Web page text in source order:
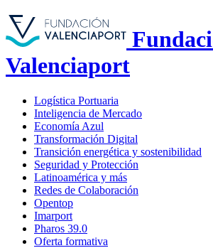
Valenciaport
Logística Portuaria
Inteligencia de Mercado
Economía Azul
Transformación Digital
Transición energética y sostenibilidad
Seguridad y Protección
Latinoamérica y más
Redes de Colaboración
Opentop
Imarport
Pharos 39.0
Oferta formativa